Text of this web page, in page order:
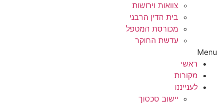
צוואות וירושות
בית הדין הרבני
מכורסת המטפל
עדשת החוקר
Menu
ראשי
מקורות
לענייננו
יישוב סכסוך